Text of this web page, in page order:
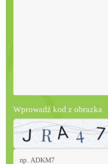
Wprowadź kod z obrazka